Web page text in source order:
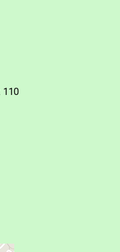
110